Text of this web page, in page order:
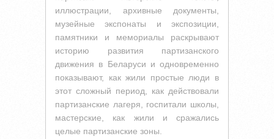
иллюстрации, архивные документы,
музейные экспонаты и экспозиции,
памятники и мемориалы раскрывают
историю развития партизанского
движения в Беларуси и одновременно
показывают, как жили простые люди в
этот сложный период, как действовали
партизанские лагеря, госпитали школы,
мастерские, как жили и сражались
целые партизанские зоны.